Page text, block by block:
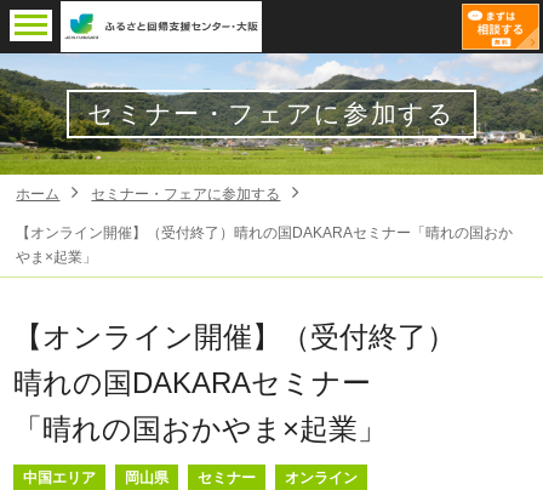
セミナー・フェアに参加する
ホーム セミナー・フェアに参加する
【オンライン開催】（受付終了）晴れの国DAKARAセミナー「晴れの国おか
やま×起業」
【オンライン開催】（受付終了）
晴れの国DAKARAセミナー
「晴れの国おかやま×起業」
中国エリア 岡山県 セミナー オンライン